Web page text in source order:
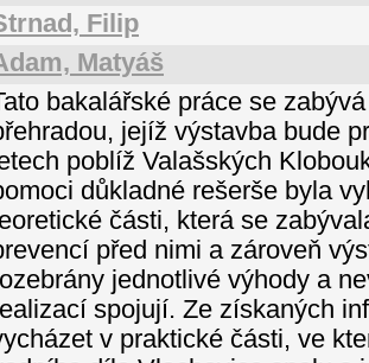
Filip
Matyáš
bakalářské práce se
jejíž výstavba bude
poblíž Valašských
důkladné rešerše byla
části, která se
před nimi a zároveň
jednotlivé výhody a
spojují. Ze získaných
v praktické části, ve